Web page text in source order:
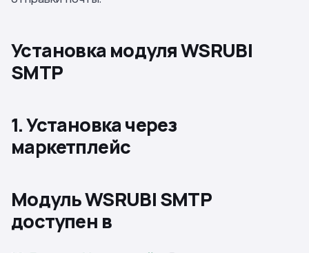
Установка модуля WSRUBI
SMTP
1. Установка через
маркетплейс
Модуль WSRUBI SMTP
доступен в